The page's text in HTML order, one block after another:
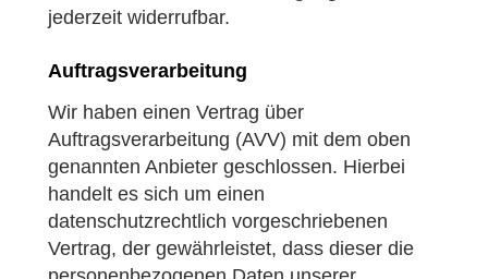
jederzeit widerrufbar.
Auftragsverarbeitung
Wir haben einen Vertrag über
Auftragsverarbeitung (AVV) mit dem oben
genannten Anbieter geschlossen. Hierbei
handelt es sich um einen
datenschutzrechtlich vorgeschriebenen
Vertrag, der gewährleistet, dass dieser die